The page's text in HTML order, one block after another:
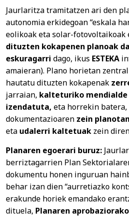
Jaurlaritza tramitatzen ari den
autonomia erkidegoan “eskala
eolikoak eta solar-fotovoltaikoak
dituzten kokapenen planoak
eskuragarri dago, ikus ESTEKA
amaieran). Plano horietan
hautatu dituzten kokapenak
jarraian, kalteturiko
izendatuta, eta horrekin batera,
dokumentazioaren zein planotan
eta udalerri kaltetuak zein
Planaren egoerari buruz:
berriztagarrien Plan
dokumentu honen inguruan
behar izan dien “aurretiazko
erakunde horiek emandako
dituela, Planaren